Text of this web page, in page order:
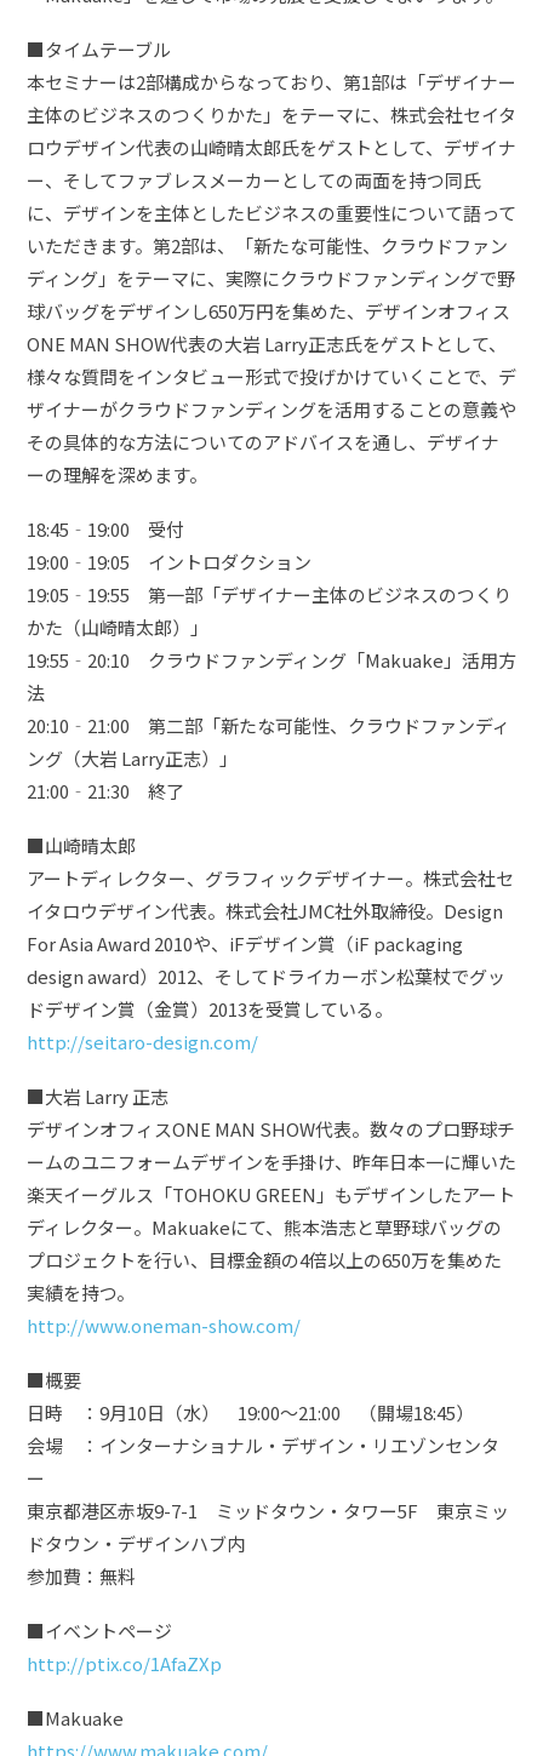
■タイムテーブル
本セミナーは2部構成からなっており、第1部は「デザイナー
主体のビジネスのつくりかた」をテーマに、株式会社セイタ
ロウデザイン代表の山崎晴太郎氏をゲストとして、デザイナ
ー、そしてファブレスメーカーとしての両面を持つ同氏
に、デザインを主体としたビジネスの重要性について語って
いただきます。第2部は、「新たな可能性、クラウドファン
ディング」をテーマに、実際にクラウドファンディングで野
球バッグをデザインし650万円を集めた、デザインオフィス
ONE MAN SHOW代表の大岩 Larry正志氏をゲストとして、
様々な質問をインタビュー形式で投げかけていくことで、デ
ザイナーがクラウドファンディングを活用することの意義や
その具体的な方法についてのアドバイスを通し、デザイナ
ーの理解を深めます。
18:45‐19:00 受付
19:00‐19:05 イントロダクション
19:05‐19:55 第一部「デザイナー主体のビジネスのつくり
かた（山崎晴太郎）」
19:55‐20:10 クラウドファンディング「Makuake」活用方
法
20:10‐21:00 第二部「新たな可能性、クラウドファンディ
ング（大岩 Larry正志）」
21:00‐21:30 終了
■山崎晴太郎
アートディレクター、グラフィックデザイナー。株式会社セ
イタロウデザイン代表。株式会社JMC社外取締役。Design
For Asia Award 2010や、iFデザイン賞（iF packaging
design award）2012、そしてドライカーボン松葉杖でグッ
ドデザイン賞（金賞）2013を受賞している。
http://seitaro-design.com/
■大岩 Larry 正志
デザインオフィスONE MAN SHOW代表。数々のプロ野球チ
ームのユニフォームデザインを手掛け、昨年日本一に輝いた
楽天イーグルス「TOHOKU GREEN」もデザインしたアート
ディレクター。Makuakeにて、熊本浩志と草野球バッグの
プロジェクトを行い、目標金額の4倍以上の650万を集めた
実績を持つ。
http://www.oneman-show.com/
■概要
日時 ：9月10日（水） 19:00〜21:00 （開場18:45）
会場 ：インターナショナル・デザイン・リエゾンセンタ
ー
東京都港区赤坂9-7-1 ミッドタウン・タワー5F 東京ミッ
ドタウン・デザインハブ内
参加費：無料
■イベントページ
http://ptix.co/1AfaZXp
■Makuake
https://www.makuake.com/